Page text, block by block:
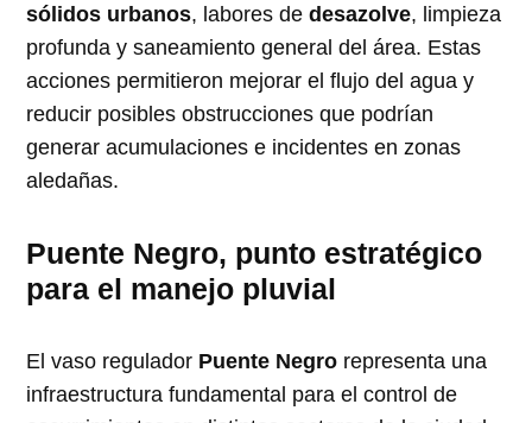
sólidos urbanos, labores dedesazolve, limpieza
profunda y saneamiento general del área. Estas
acciones permitieron mejorar el flujo del agua y
reducir posibles obstrucciones que podrían
generar acumulaciones e incidentes en zonas
aledañas.
Puente Negro, punto estratégico
para el manejo pluvial
El vaso regulador Puente Negro representa una
infraestructura fundamental para el control de